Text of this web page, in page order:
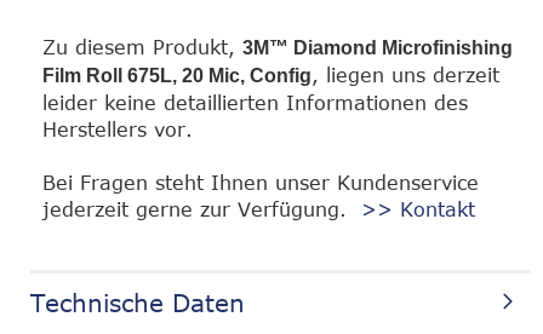
Zu diesem Produkt, 3M™ Diamond Microfinishing
Film Roll 675L, 20 Mic, Config, liegen uns derzeit
leider keine detaillierten Informationen des
Herstellers vor.
Bei Fragen steht Ihnen unser Kundenservice
jederzeit gerne zur Verfügung.
>> Kontakt
Technische Daten